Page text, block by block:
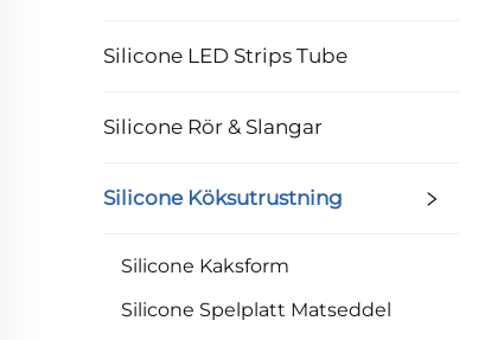
Silicone LED Strips Tube
Silicone Rör & Slangar
Silicone Köksutrustning
Silicone Kaksform
Silicone Spelplatt Matseddel